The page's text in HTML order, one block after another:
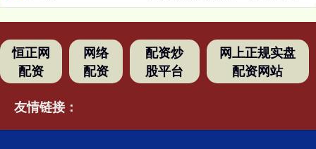
恒正网
配资
网络
配资
配资炒
股平台
网上正规实盘
配资网站
友情链接：